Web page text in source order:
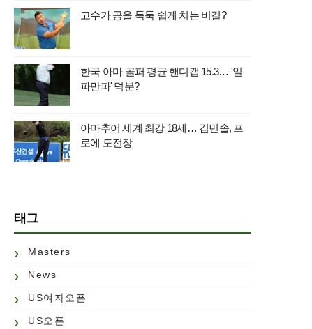
고수가 공을 툭툭 쉽게 치는 비결?
한국 아마 골퍼 평균 핸디캡 15.3… '일
파만파' 덕분?
아마추어 세계 최강 18세… 김민솔, 프
로에 도전장
태그
Masters
News
US여자오픈
US오픈